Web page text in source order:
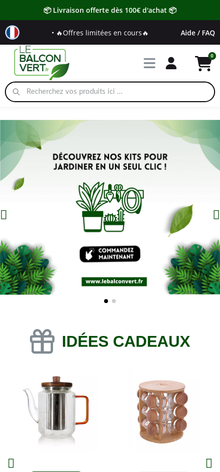
📦 Livraison offerte dès 100€ d'achat 📦
• 🔥Offres limitées en cours🔥 Aide / FAQ
IDÉES CADEAUX
Aperçu